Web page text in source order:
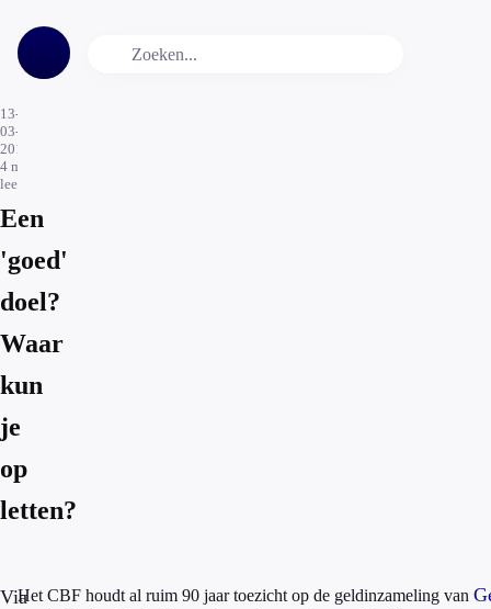
13-
03-
2017
4 min.
leestijd
Een
'goed'
doel?
Waar
kun
je
op
letten?
ViaHet CBF houdt al ruim 90 jaar toezicht op de geldinzameling van